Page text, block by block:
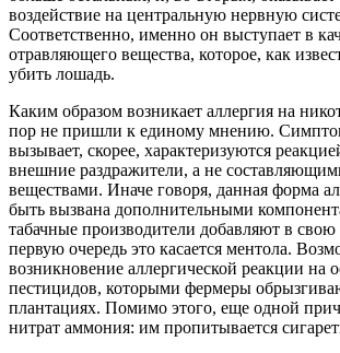
воздействие на центральную нервную
Соответственно, именно он выступает в
отравляющего вещества, которое, как
убить лошадь.
Каким образом возникает аллергия на
пор не пришли к единому мнению.
вызывает, скорее, характеризуются
внешние раздражители, а не
веществами. Иначе говоря, данная форма
быть вызвана дополнительными
табачные производители добавляют в
первую очередь это касается ментола.
возникновение аллергической реакции на
пестицидов, которыми фермеры
плантациях. Помимо этого, еще одной
нитрат аммония: им пропитывается